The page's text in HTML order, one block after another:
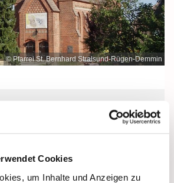
Cookies
um Inhalte und Anzeigen zu
© Pfarrei St. Bernhard Stralsund-Rügen-Demmin
Oktober 2027, 09:00 Uhr
Bergen, Clementstraße
auf Rügen